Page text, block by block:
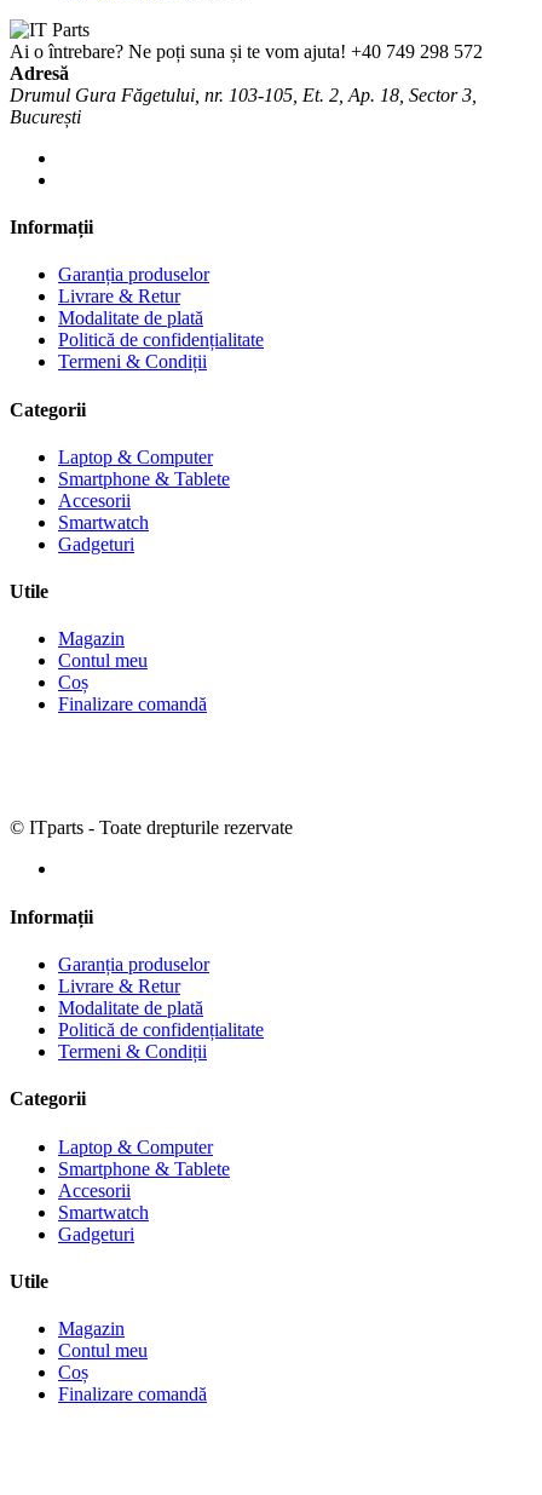
Ai o întrebare? Ne poți suna și te vom ajuta! +40 749 298 572
Adresă
Drumul Gura Făgetului, nr. 103-105, Et. 2, Ap. 18, Sector 3,
București
Informații
Garanția produselor
Livrare & Retur
Modalitate de plată
Politică de confidențialitate
Termeni & Condiții
Categorii
Laptop & Computer
Smartphone & Tablete
Accesorii
Smartwatch
Gadgeturi
Utile
Magazin
Contul meu
Coș
Finalizare comandă
© ITparts - Toate drepturile rezervate
Informații
Garanția produselor
Livrare & Retur
Modalitate de plată
Politică de confidențialitate
Termeni & Condiții
Categorii
Laptop & Computer
Smartphone & Tablete
Accesorii
Smartwatch
Gadgeturi
Utile
Magazin
Contul meu
Coș
Finalizare comandă